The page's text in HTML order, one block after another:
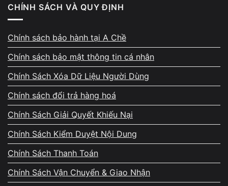
Linh kiện cần thay thế hoặc sửa lại
Một số trường hợp chỉ cần sửa mạch hoặc vệ sinh tản
nhiệt, trong khi trường hợp khác cần thay linh kiện. Bạn
có thể tham khảo trướcbảng giá dịch vụ sửa laptop
hiểu mức chi phí phổ biến.
Thời gian sửa và nhu cầu lấy máy sớm
Nhiều khách hàng cầnsửa laptop lấy liền tphcm
không gián đoạn công việc. Với lỗi nhẹ, thời gian sửa có
thể chỉ từ 30 đến 60 phút nếu cửa hàng có sẵn thiết bị và
linh kiện.
CHÍNH SÁCH VÀ QUY ĐỊNH
Chính sách bảo hành tại A Chề
Chính sách bảo mật thông tin cá nhân
Chính Sách Xóa Dữ Liệu Người Dùng
Chính sách đổi trả hàng hoá
Chính Sách Giải Quyết Khiếu Nại
Chính Sách Kiểm Duyệt Nội Dung
Chính Sách Thanh Toán
Chính Sách Vận Chuyển & Giao Nhận